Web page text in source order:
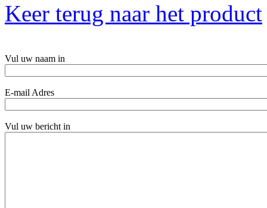
Keer terug naar het product
Vul uw naam in
E-mail Adres
Vul uw bericht in